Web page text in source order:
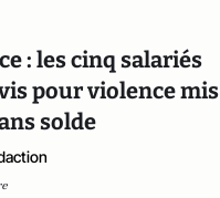
: les cinq salariés
pour violence mis
solde